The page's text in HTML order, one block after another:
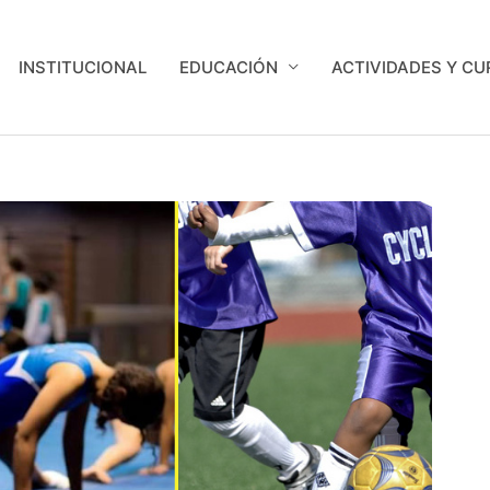
INSTITUCIONAL EDUCACIÓN ACTIVIDADES Y